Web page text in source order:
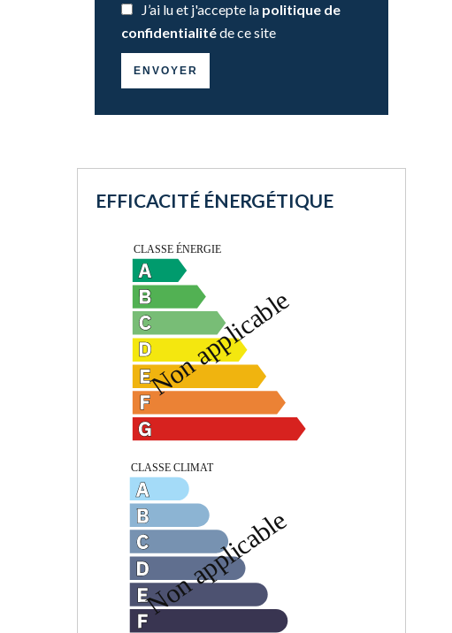
J’ai lu et j'accepte la politique de
confidentialitéde ce site
ENVOYER
EFFICACITÉ ÉNERGÉTIQUE